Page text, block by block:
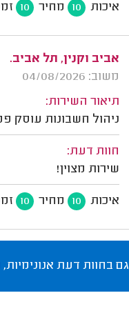
איכות 10 מחיר 10
אביב וקנין, תל אביב.
משוב: 04/08/2026
תיאור השירות:
ניהול חשבונות עוסק
חוות דעת:
שירות מצוין!
איכות 10 מחיר 10
גם בחוות דעת